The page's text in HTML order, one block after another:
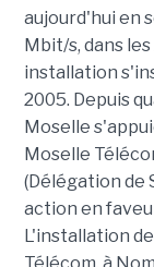
aujourd'hui en
Mbit/s, dans
installation
2005. Depuis
Moselle
Moselle
(Délégation de
action en
L'installation